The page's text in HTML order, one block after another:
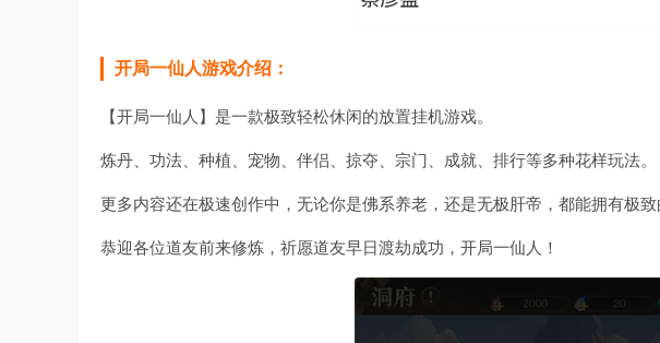
开局一仙人游戏介绍：
【开局一仙人】是一款极致轻松休闲的放置挂机游戏。
炼丹、功法、种植、宠物、伴侣、掠夺、宗门、成就、排行等多种花样玩法。
更多内容还在极速创作中，无论你是佛系养老，还是无极肝帝，都能拥有极致
恭迎各位道友前来修炼，祈愿道友早日渡劫成功，开局一仙人！